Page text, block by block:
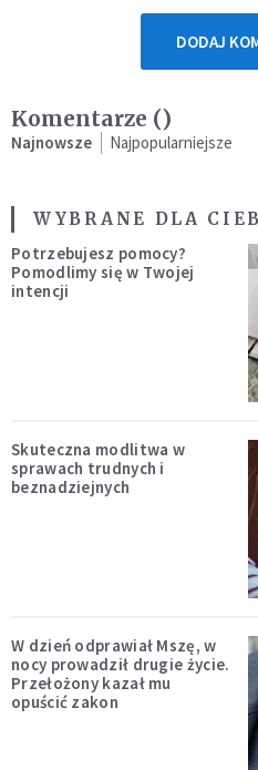
DODAJ
Komentarze ()
Najnowsze Najpopularniejsze
WYBRANE DLA
Potrzebujesz pomocy?
Pomodlimy się w Twojej
intencji
Skuteczna modlitwa w
sprawach trudnych i
beznadziejnych
W dzień odprawiał Mszę, w
nocy prowadził drugie życie.
Przełożony kazał mu
opuścić zakon